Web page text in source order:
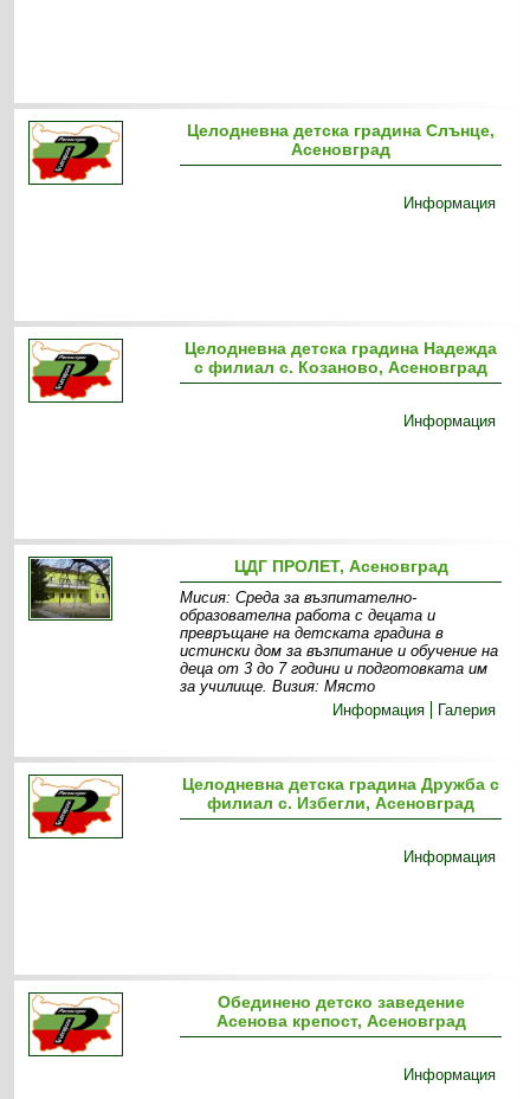
Целодневна детска градина Слънце,
Асеновград
Информация
Целодневна детска градина Надежда
с филиал с. Козаново, Асеновград
Информация
ЦДГ ПРОЛЕТ, Асеновград
Мисия: Среда за възпитателно-
образователна работа с децата и
превръщане на детската градина в
истински дом за възпитание и обучение на
деца от 3 до 7 години и подготовката им
за училище. Визия: Място
Информация
Галерия
Целодневна детска градина Дружба с
филиал с. Избегли, Асеновград
Информация
Обединено детско заведение
Асенова крепост, Асеновград
Информация